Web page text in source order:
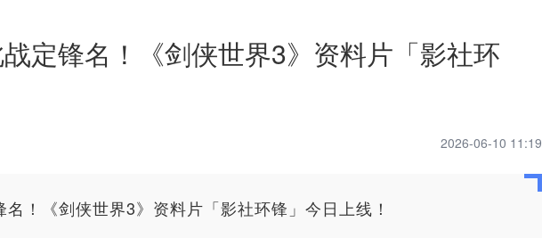
定锋名！《剑侠世界3》资料片「影社环
2026-06-10 11:19
！《剑侠世界3》资料片「影社环锋」今日上线！